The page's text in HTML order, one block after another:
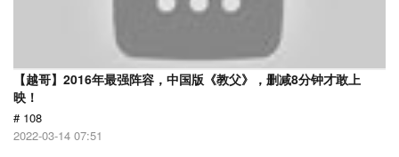
【越哥】2016年最强阵容，中国版《教父》，删减8分钟才敢上
映！
# 108
2022-03-14 07:51